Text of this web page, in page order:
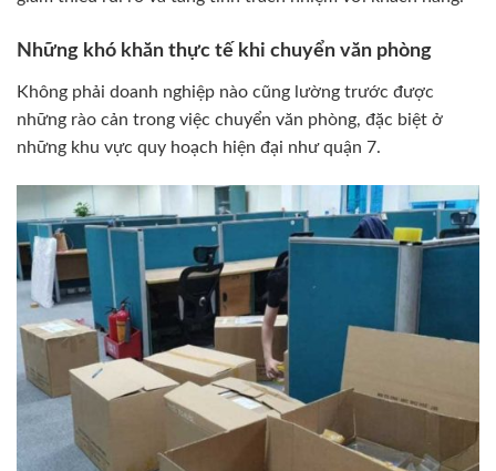
Những khó khăn thực tế khi chuyển văn phòng
Không phải doanh nghiệp nào cũng lường trước được
những rào cản trong việc chuyển văn phòng, đặc biệt ở
những khu vực quy hoạch hiện đại như quận 7.